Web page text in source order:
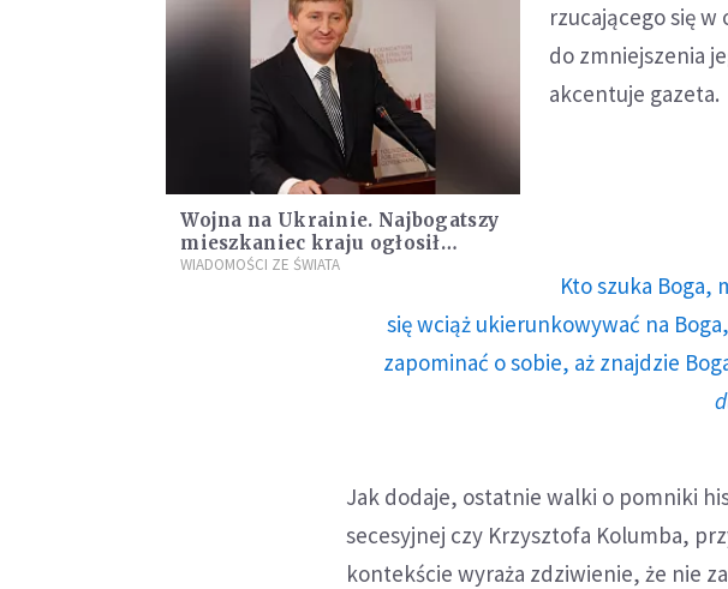
Wojna na Ukrainie. Najbogatszy
mieszkaniec kraju ogłosił
przekazanie swoich mediów
WIADOMOŚCI ZE ŚWIATA
rzucającego się
do zmniejszenia
akcentuje gazeta.
Kto szuka Boga,
się wciąż ukierunkowywać na
zapominać o sobie, aż znajdzie
Jak dodaje, ostatnie walki o pomniki
secesyjnej czy Krzysztofa Kolumba,
kontekście wyraża zdziwienie, że nie